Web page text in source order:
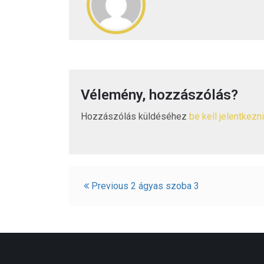
Vélemény, hozzászólás?
Hozzászólás küldéséhez be kell jelentkezni
Bejegyzés
Previous 2 ágyas szoba 3